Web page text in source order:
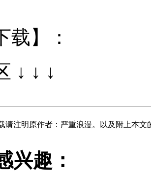
载】：
↓ ↓ ↓
请注明原作者：严重浪漫。以及附上本文
兴趣：